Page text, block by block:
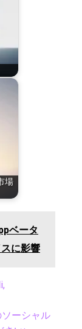
場
ベータ
に影響
,
ーシャル